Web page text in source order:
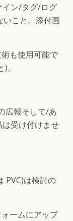
イン/タグ/ログ
いこと。添付画
も使用可能で
。
広報そして/あ
受け付けませ
PVC)は検討の
ームにアップ